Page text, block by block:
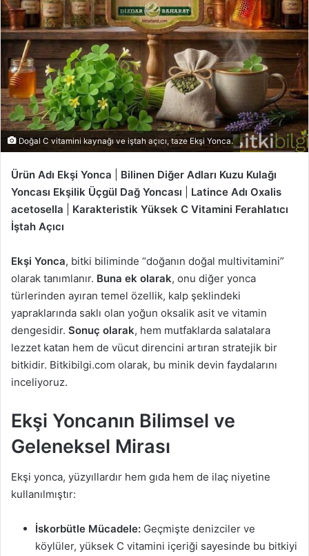
d
e
r
m
e
k
Doğal C vitamini kaynağı ve iştah açıcı, taze Ekşi Yonca.
Ürün Adı Ekşi Yonca Bilinen Diğer Adları Kuzu Kulağı
Yoncası Ekşilik Üçgül Dağ Yoncası
Latince Adı Oxalis
acetosella
Karakteristik Yüksek C Vitamini Ferahlatıcı
İştah Açıcı
Ekşi Yonca, bitki biliminde “doğanın doğal multivitamini”
olarak tanımlanır. Buna ek olarak, onu diğer yonca
türlerinden ayıran temel özellik, kalp şeklindeki
yapraklarında saklı olan yoğun oksalik asit ve vitamin
dengesidir. Sonuç olarak, hem mutfaklarda salatalara
lezzet katan hem de vücut direncini artıran stratejik bir
bitkidir. Bitkibilgi.com olarak, bu minik devin faydalarını
inceliyoruz.
Ekşi Yoncanın Bilimsel ve
Geleneksel Mirası
Ekşi yonca, yüzyıllardır hem gıda hem de ilaç niyetine
kullanılmıştır:
İskorbütle Mücadele: Geçmişte denizciler ve
köylüler, yüksek C vitamini içeriği sayesinde bu bitkiyi